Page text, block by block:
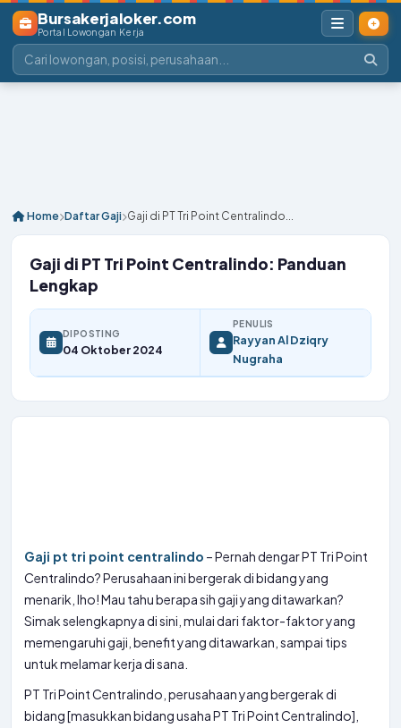
Bursakerjaloker.com
Portal Lowongan Kerja
Home Daftar Gaji Gaji di PT Tri Point Centralindo...
Gaji di PT Tri Point Centralindo: Panduan
Lengkap
DIPOSTING
04 Oktober 2024
PENULIS
Rayyan Al Dziqry
Nugraha
Gaji pt tri point centralindo – Pernah dengar PT Tri Point
Centralindo? Perusahaan ini bergerak di bidang yang
menarik, lho! Mau tahu berapa sih gaji yang ditawarkan?
Simak selengkapnya di sini, mulai dari faktor-faktor yang
memengaruhi gaji, benefit yang ditawarkan, sampai tips
untuk melamar kerja di sana.
PT Tri Point Centralindo, perusahaan yang bergerak di
bidang [masukkan bidang usaha PT Tri Point Centralindo],